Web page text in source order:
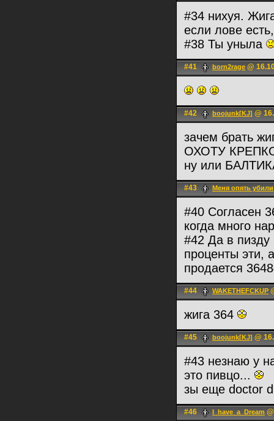
#34 нихуя.
если лове
#38 Ты уныла
#41 born2rage @
#42 boojunk[KJ] @
зачем брать
ОХОТУ
ну или
#43 Меня опять убили
#40 Согласен
когда много
#42 Да в пизду
проценты эти,
продается
#44 WAKETHEFCKUP
жига 364
#45 boojunk[KJ] @
#43 незнаю у
это пивцо...
зы еще doctor
#46 I_have_a_Dream